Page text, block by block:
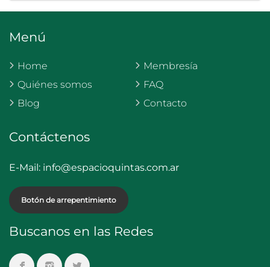
Menú
Home
Quiénes somos
Blog
Membresía
FAQ
Contacto
Contáctenos
E-Mail: info@espacioquintas.com.ar
Botón de arrepentimiento
Buscanos en las Redes